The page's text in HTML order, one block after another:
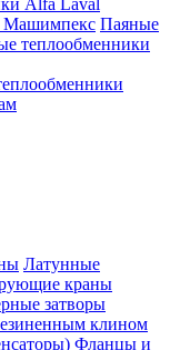
Alfa Laval
Машимпекс Паяные
теплообменники
Латунные
краны
затворы
клином
Фланцы и